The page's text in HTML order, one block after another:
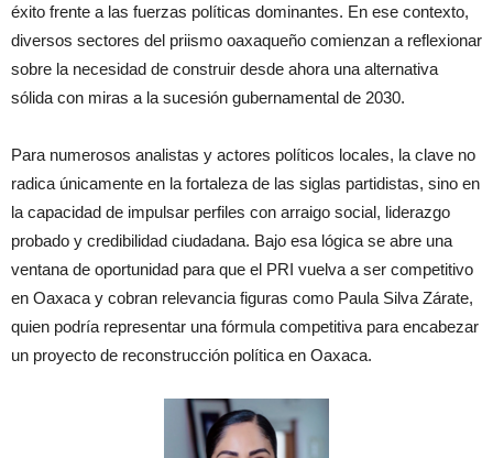
éxito frente a las fuerzas políticas dominantes. En ese contexto,
diversos sectores del priismo oaxaqueño comienzan a reflexionar
sobre la necesidad de construir desde ahora una alternativa
sólida con miras a la sucesión gubernamental de 2030.
Para numerosos analistas y actores políticos locales, la clave no
radica únicamente en la fortaleza de las siglas partidistas, sino en
la capacidad de impulsar perfiles con arraigo social, liderazgo
probado y credibilidad ciudadana. Bajo esa lógica se abre una
ventana de oportunidad para que el PRI vuelva a ser competitivo
en Oaxaca y cobran relevancia figuras como Paula Silva Zárate,
quien podría representar una fórmula competitiva para encabezar
un proyecto de reconstrucción política en Oaxaca.